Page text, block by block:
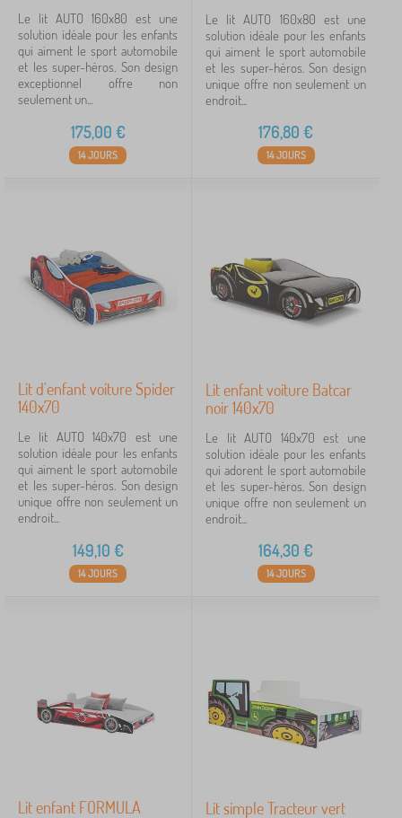
Le lit AUTO 160x80 est une
solution idéale pour les enfants
qui aiment le sport automobile
et les super-héros. Son design
exceptionnel offre non
seulement un...
175,00 €
14 JOURS
Le lit AUTO 160x80 est une
solution idéale pour les enfants
qui aiment le sport automobile
et les super-héros. Son design
unique offre non seulement un
endroit...
176,80 €
14 JOURS
Lit d'enfant voiture Spider
140x70
Le lit AUTO 140x70 est une
solution idéale pour les enfants
qui aiment le sport automobile
et les super-héros. Son design
unique offre non seulement un
endroit...
149,10 €
14 JOURS
Lit enfant voiture Batcar
noir 140x70
Le lit AUTO 140x70 est une
solution idéale pour les enfants
qui adorent le sport automobile
et les super-héros. Son design
unique offre non seulement un
endroit...
164,30 €
14 JOURS
Lit enfant FORMULA
Lit simple Tracteur vert